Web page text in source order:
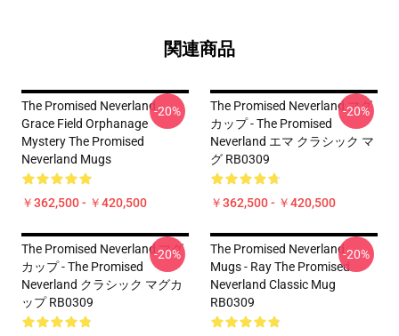
関連商品
The Promised Neverland -
Grace Field Orphanage
Mystery The Promised
Neverland Mugs
￥362,500 - ￥420,500
-20%
The Promised Neverland マグ
カップ - The Promised
Neverland エマ クラシック マ
グ RB0309
￥362,500 - ￥420,500
-20%
The Promised Neverland マグ
カップ - The Promised
Neverland クラシック マグカ
ップ RB0309
-20%
The Promised Neverland
Mugs - Ray The Promised
Neverland Classic Mug
RB0309
-20%